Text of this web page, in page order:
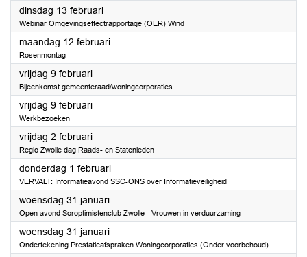
dinsdag 13 februari2024
Webinar Omgevingseffectrapportage (OER) Wind
maandag 12 februari2024
Rosenmontag
vrijdag 9 februari2024
Bijeenkomst gemeenteraad/woningcorporaties
vrijdag 9 februari2024
Werkbezoeken
vrijdag 2 februari2024
Regio Zwolle dag Raads- en Statenleden
donderdag 1 februari2024
VERVALT: Informatieavond SSC-ONS over Informatieveiligheid
woensdag 31 januari2024
Open avond Soroptimistenclub Zwolle - Vrouwen in verduurzaming
woensdag 31 januari2024
Ondertekening Prestatieafspraken Woningcorporaties (Onder voorbehoud)